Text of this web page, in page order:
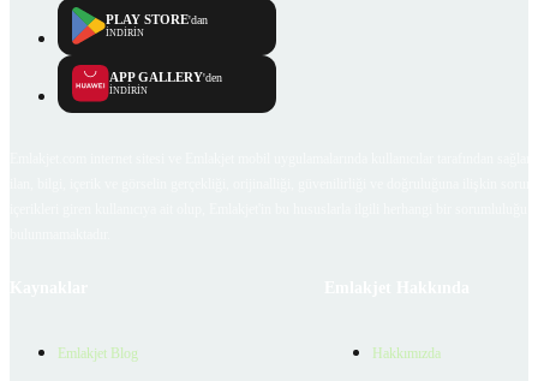
PLAY STORE'dan
İNDİRİN
APP GALLERY'den
İNDİRİN
Emlakjet Blog Hakkımızda